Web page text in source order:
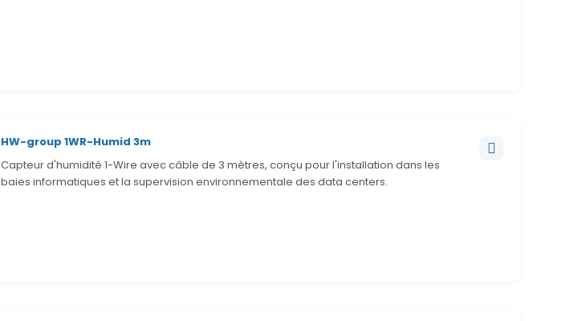
HW-group 1WR-Humid 3m
Capteur d'humidité 1-Wire avec câble de 3 mètres, conçu pour l'installation dans les
baies informatiques et la supervision environnementale des data centers.